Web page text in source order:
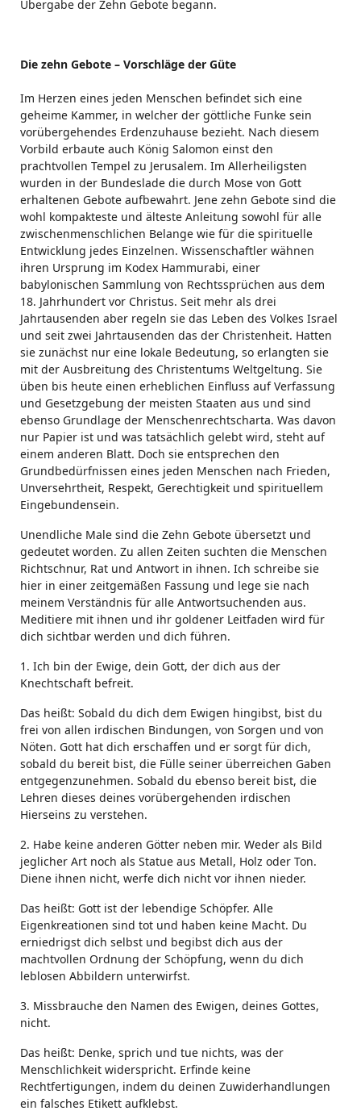
Übergabe der Zehn Gebote begann.
Die zehn Gebote – Vorschläge der Güte
Im Herzen eines jeden Menschen befindet sich eine
geheime Kammer, in welcher der göttliche Funke sein
vorübergehendes Erdenzuhause bezieht. Nach diesem
Vorbild erbaute auch König Salomon einst den
prachtvollen Tempel zu Jerusalem. Im Allerheiligsten
wurden in der Bundeslade die durch Mose von Gott
erhaltenen Gebote aufbewahrt. Jene zehn Gebote sind die
wohl kompakteste und älteste Anleitung sowohl für alle
zwischenmenschlichen Belange wie für die spirituelle
Entwicklung jedes Einzelnen. Wissenschaftler wähnen
ihren Ursprung im Kodex Hammurabi, einer
babylonischen Sammlung von Rechtssprüchen aus dem
18. Jahrhundert vor Christus. Seit mehr als drei
Jahrtausenden aber regeln sie das Leben des Volkes Israel
und seit zwei Jahrtausenden das der Christenheit. Hatten
sie zunächst nur eine lokale Bedeutung, so erlangten sie
mit der Ausbreitung des Christentums Weltgeltung. Sie
üben bis heute einen erheblichen Einfluss auf Verfassung
und Gesetzgebung der meisten Staaten aus und sind
ebenso Grundlage der Menschenrechtscharta. Was davon
nur Papier ist und was tatsächlich gelebt wird, steht auf
einem anderen Blatt. Doch sie entsprechen den
Grundbedürfnissen eines jeden Menschen nach Frieden,
Unversehrtheit, Respekt, Gerechtigkeit und spirituellem
Eingebundensein.
Unendliche Male sind die Zehn Gebote übersetzt und
gedeutet worden. Zu allen Zeiten suchten die Menschen
Richtschnur, Rat und Antwort in ihnen. Ich schreibe sie
hier in einer zeitgemäßen Fassung und lege sie nach
meinem Verständnis für alle Antwortsuchenden aus.
Meditiere mit ihnen und ihr goldener Leitfaden wird für
dich sichtbar werden und dich führen.
1. Ich bin der Ewige, dein Gott, der dich aus der
Knechtschaft befreit.
Das heißt: Sobald du dich dem Ewigen hingibst, bist du
frei von allen irdischen Bindungen, von Sorgen und von
Nöten. Gott hat dich erschaffen und er sorgt für dich,
sobald du bereit bist, die Fülle seiner überreichen Gaben
entgegenzunehmen. Sobald du ebenso bereit bist, die
Lehren dieses deines vorübergehenden irdischen
Hierseins zu verstehen.
2. Habe keine anderen Götter neben mir. Weder als Bild
jeglicher Art noch als Statue aus Metall, Holz oder Ton.
Diene ihnen nicht, werfe dich nicht vor ihnen nieder.
Das heißt: Gott ist der lebendige Schöpfer. Alle
Eigenkreationen sind tot und haben keine Macht. Du
erniedrigst dich selbst und begibst dich aus der
machtvollen Ordnung der Schöpfung, wenn du dich
leblosen Abbildern unterwirfst.
3. Missbrauche den Namen des Ewigen, deines Gottes,
nicht.
Das heißt: Denke, sprich und tue nichts, was der
Menschlichkeit widerspricht. Erfinde keine
Rechtfertigungen, indem du deinen Zuwiderhandlungen
ein falsches Etikett aufklebst.